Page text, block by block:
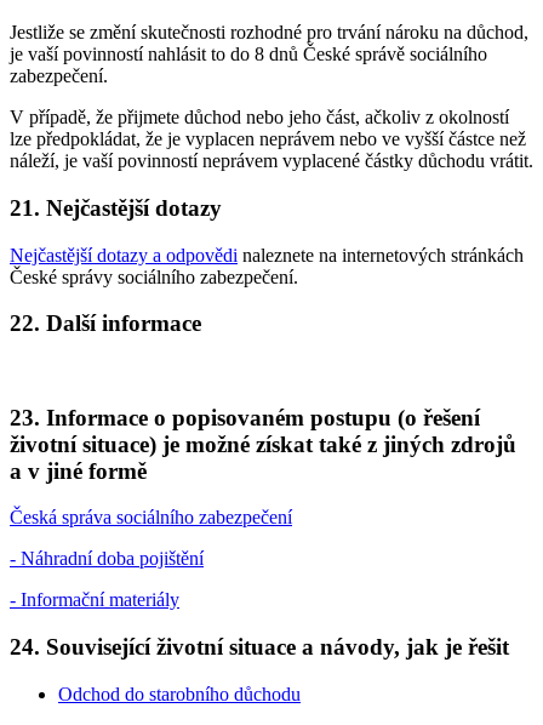
Jestliže se změní skutečnosti rozhodné pro trvání nároku na důchod,
je vaší povinností nahlásit to do 8 dnů České správě sociálního
zabezpečení.
V případě, že přijmete důchod nebo jeho část, ačkoliv z okolností
lze předpokládat, že je vyplacen neprávem nebo ve vyšší částce než
náleží, je vaší povinností neprávem vyplacené částky důchodu vrátit.
21. Nejčastější dotazy
Nejčastější dotazy a odpovědi naleznete na internetových stránkách
České správy sociálního zabezpečení.
22. Další informace
23. Informace o popisovaném postupu (o řešení
životní situace) je možné získat také z jiných zdrojů
a v jiné formě
Česká správa sociálního zabezpečení
- Náhradní doba pojištění
- Informační materiály
24. Související životní situace a návody, jak je řešit
Odchod do starobního důchodu